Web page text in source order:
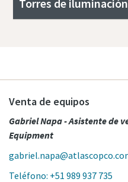
Torres de iluminación
Venta de equipos
Gabriel Napa - Asistente de
Equipment
Teléfono: +51 989 937 735